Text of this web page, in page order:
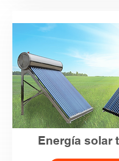
Energía solar